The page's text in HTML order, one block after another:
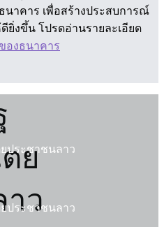
าคาร เพื่อสร้างประสบการณ์
ยิ่งขึ้น โปรดอ่านรายละเอียด
องธนาคาร
ประชาชนลาว
ประชาชนลาว
ย
ว